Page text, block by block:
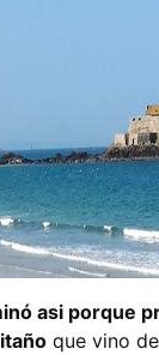
asi porque
que vino